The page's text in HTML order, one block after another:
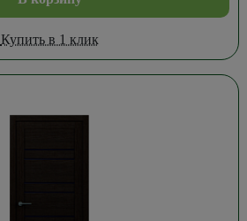
Купить в 1 клик